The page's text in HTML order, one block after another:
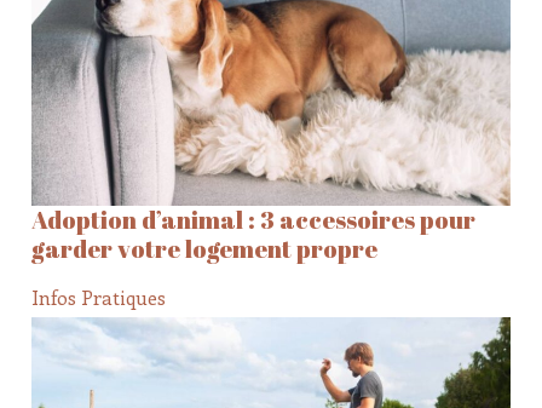
Adoption d’animal : 3 accessoires pour
garder votre logement propre
Infos Pratiques